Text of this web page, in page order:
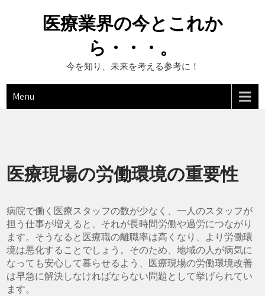
医療業界の今とこれか
ら・・・。
今を知り、未来を考える参考に！
Menu
医療現場の労働環境の重要性
病院で働く医療スタッフの数が少なく、一人のスタッフが
担う仕事が増えると、それが長時間労働や過労につながり
ます。そうなると医療職の離職率は高くなり、より労働環
境は悪化することでしょう。そのため、地域の人が病気に
なっても安心して暮らせるよう、医療現場の労働環境改善
は早急に解決しなければならない問題として挙げられてい
ます。